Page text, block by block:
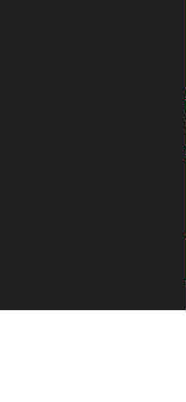
ID datové schránky:
Elektronická